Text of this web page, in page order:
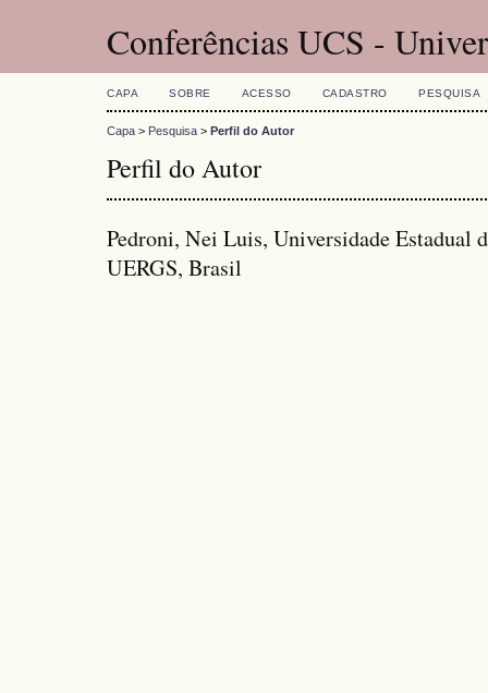
Conferências UCS -
CAPA SOBRE ACESSO CADASTRO PESQUISA
Capa > Pesquisa > Perfil do Autor
Perfil do Autor
Pedroni, Nei Luis, Universidade Estadual
UERGS, Brasil